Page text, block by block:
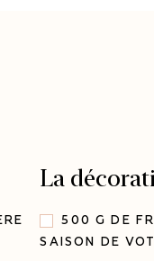
La
500 G DE
SAISON DE